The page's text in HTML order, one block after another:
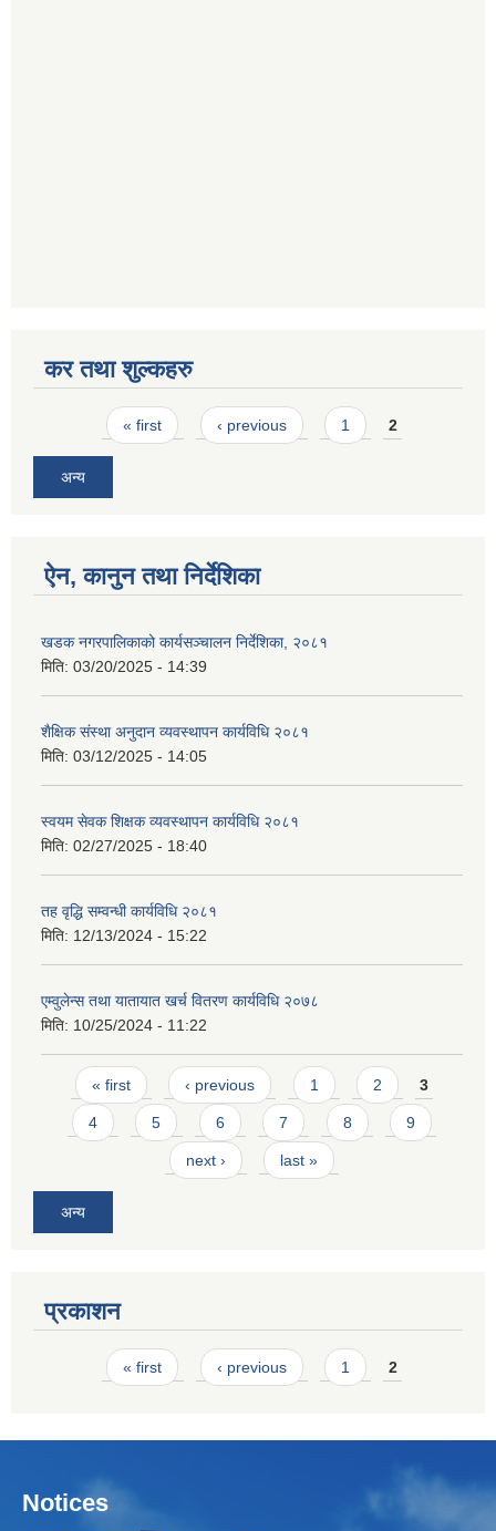
कर तथा शुल्कहरु
Pages« first ‹ previous 1 2
अन्य
ऐन, कानुन तथा निर्देशिका
खडक नगरपालिकाको कार्यसञ्चालन निर्देशिका, २०८१
मिति: 03/20/2025 - 14:39
शैक्षिक संस्था अनुदान व्यवस्थापन कार्यविधि २०८१
मिति: 03/12/2025 - 14:05
स्वयम सेवक शिक्षक व्यवस्थापन कार्यविधि २०८१
मिति: 02/27/2025 - 18:40
तह वृद्धि सम्वन्धी कार्यविधि २०८१
मिति: 12/13/2024 - 15:22
एम्वुलेन्स तथा यातायात खर्च वितरण कार्यविधि २०७८
मिति: 10/25/2024 - 11:22
Pages
« first ‹ previous 1 2 3
4 5 6 7 8 9
next › last »
अन्य
प्रकाशन
Pages« first ‹ previous 1 2
Notices